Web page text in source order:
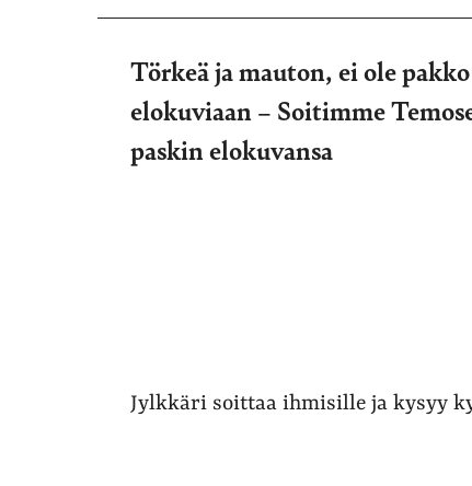
Törkeä ja mauton, ei ole
elokuviaan – Soitimme
paskin elokuvansa
Jylkkäri soittaa ihmisille ja kysyy